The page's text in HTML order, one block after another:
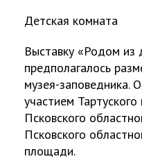
Детская комната
Выставку «Родом из
предполагалось
музея-заповедника.
участием
Псковского
Псковского
площади.